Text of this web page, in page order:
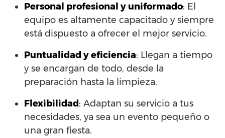
Personal profesional y uniformado: El
equipo es altamente capacitado y siempre
está dispuesto a ofrecer el mejor servicio.
Puntualidad y eficiencia: Llegan a tiempo
y se encargan de todo, desde la
preparación hasta la limpieza.
Flexibilidad : Adaptan su servicio a tus
necesidades, ya sea un evento pequeño o
una gran fiesta.